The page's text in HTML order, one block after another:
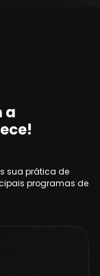
a
sua prática de
programas de